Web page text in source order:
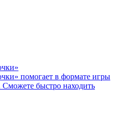
помогает в формате игры
Сможете быстро находить